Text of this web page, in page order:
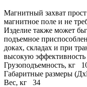
Магнитный захват
магнитное поле и не
Изделие также может
подъемное
доках, складах и при
высокую эффективность
Грузоподъемность, кг
Габаритные размеры
Вес, кг
34